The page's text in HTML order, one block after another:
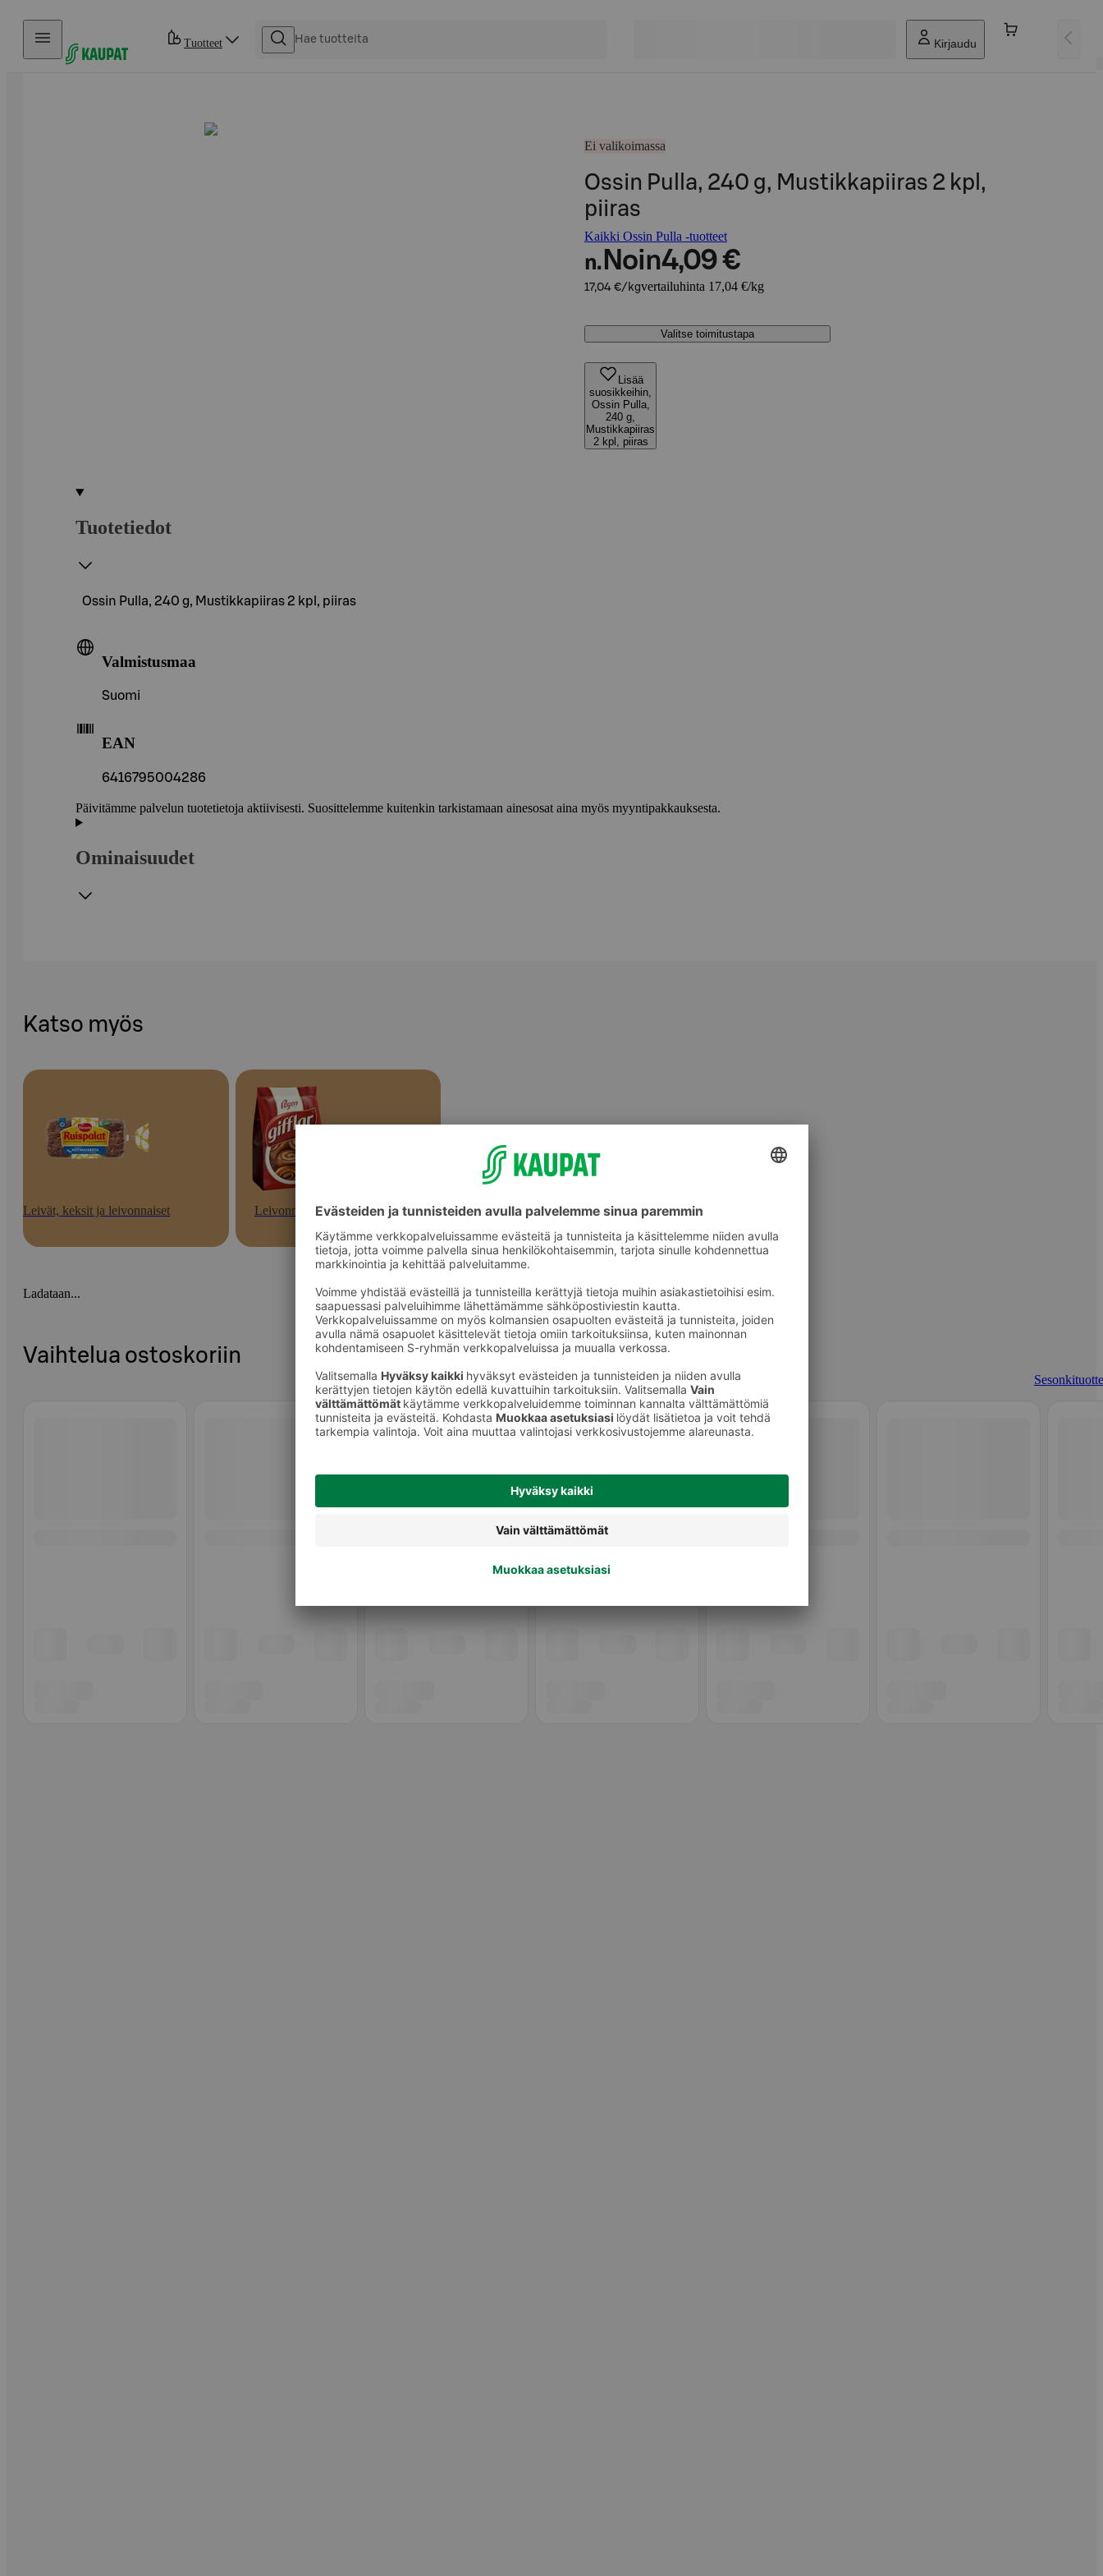
Hyppää sisältöön
Tuotteet Kirjaudu
Ei valikoimassa
Ossin Pulla, 240 g, Mustikkapiiras 2 kpl,
piiras
Kaikki Ossin Pulla -tuotteet
n. Noin4,09 €
17,04 €/kgvertailuhinta 17,04 €/kg
Valitse toimitustapa
Lisää
suosikkeihin,
Ossin Pulla,
240 g,
Mustikkapiiras
2 kpl, piiras
Tuotetiedot
Ossin Pulla, 240 g, Mustikkapiiras 2 kpl, piiras
Valmistusmaa
Suomi
EAN
6416795004286
Päivitämme palvelun tuotetietoja aktiivisesti. Suosittelemme kuitenkin tarkistamaan ainesosat aina myös myyntipakkauksesta.
Ominaisuudet
Katso myös
Leivät, keksit ja leivonnaiset Leivonnaiset
Ladataan...
Vaihtelua ostoskoriin